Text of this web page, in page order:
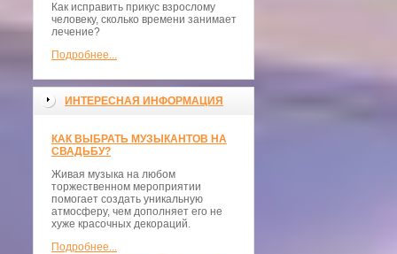
Как исправить прикус взрослому
человеку, сколько времени занимает
лечение?
Подробнее...
ИНТЕРЕСНАЯ ИНФОРМАЦИЯ
КАК ВЫБРАТЬ МУЗЫКАНТОВ НА
СВАДЬБУ?
Живая музыка на любом
торжественном мероприятии
помогает создать уникальную
атмосферу, чем дополняет его не
хуже красочных декораций.
Подробнее...